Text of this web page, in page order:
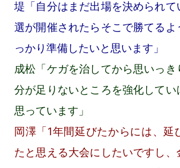
堤「自分はまだ出場を決められて
選が開催されたらそこで勝てるよ
っかり準備したいと思います」
成松「ケガを治してから思いっき
分が足りないところを強化してい
思っています」
岡澤「1年間延びたからには、延
たと思える大会にしたいですし、